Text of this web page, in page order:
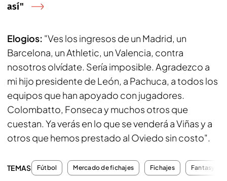
así"
Elogios: "Ves los ingresos de un Madrid, un
Barcelona, un Athletic, un Valencia, contra
nosotros olvídate. Sería imposible. Agradezco a
mi hijo presidente de León, a Pachuca, a todos los
equipos que han apoyado con jugadores.
Colombatto, Fonseca y muchos otros que
cuestan. Ya verás en lo que se venderá a Viñas y a
otros que hemos prestado al Oviedo sin costo".
TEMAS Fútbol Mercado de fichajes Fichajes Fantasy